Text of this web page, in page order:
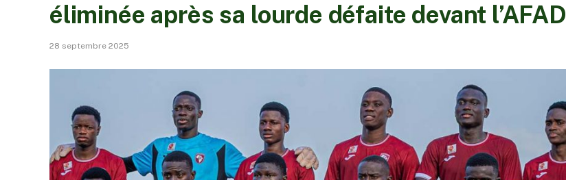
éliminée après sa lourde défaite devant l’AFAD
28 septembre 2025